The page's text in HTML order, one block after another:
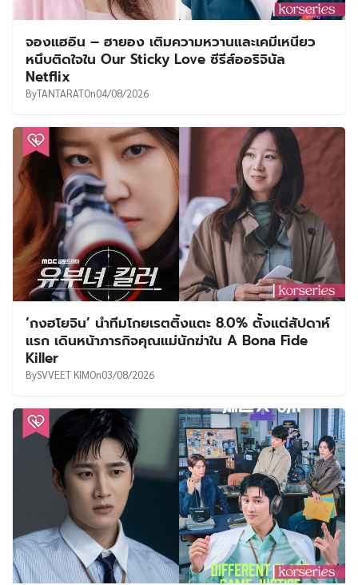
จองแฮอิน – ฮายอง เติมความหวานและเคมีเหนียว
หนึบติดใจใน Our Sticky Love ซีรีส์ออริจินัล
Netflix
ByTANTARATOn04/08/2026
‘กงฮโยจิน’ นำทีมโกยเรตติ้งแตะ 8.0% ตั้งแต่สัปดาห์
แรก เดินหน้าภารกิจคุณแม่นักฆ่าใน A Bona Fide
Killer
BySVVEET KIMOn03/08/2026